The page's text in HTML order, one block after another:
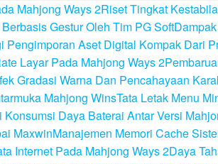
Mahjong Ways 2Riset Tingkat
Gestur Oleh Tim PG Soft
Pengimporan Aset Digital Kompak Dari
Layar Pada Mahjong Ways 2
Gradasi Warna Dan Pencahayaan
Mahjong WinsTata Letak Menu
Daya Baterai Antar Versi
MaxwinManajemen Memori Cache
Internet Pada Mahjong Ways 2Daya